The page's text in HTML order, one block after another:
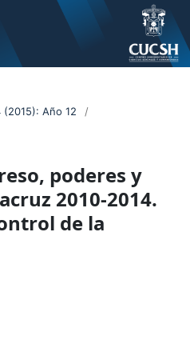
(2015): Año 12
/
poderes y
2010-2014.
de la